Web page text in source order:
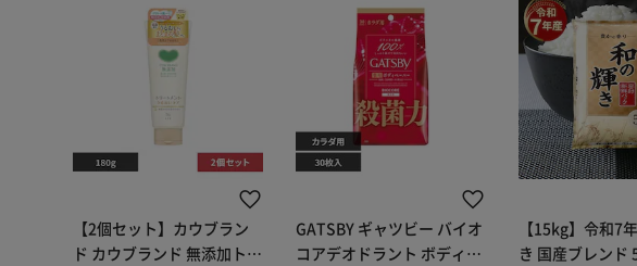
【2個セット】カウブラン
ド カウブランド 無添加トリ
GATSBY ギャツビー バイオ
コアデオドラント ボディペ
【15kg】令和7
き 国産ブレン